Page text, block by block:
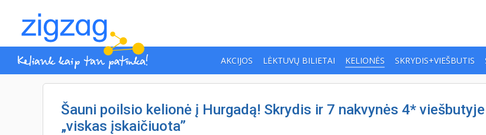
AKCIJOS LĖKTUVŲ BILIETAI KELIONĖS SKRYDIS+VIEŠBUTIS
Šauni poilsio kelionė į Hurgadą! Skrydis ir 7 nakvynės 4*
„viskas įskaičiuota”